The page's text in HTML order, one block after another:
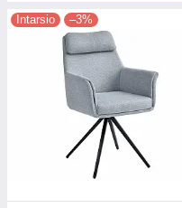
Intarsio –3%